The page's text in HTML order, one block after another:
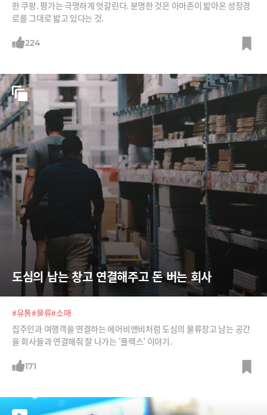
한 쿠팡. 평가는 극명하게 엇갈린다. 분명한 것은 아마존이 밟아온 성장경
로를 그대로 밟고 있다는 것.
224
도심의 남는 창고 연결해주고 돈 버는 회사
#유통#물류#소매
집주인과 여행객을 연결하는 에어비앤비처럼 도심의 물류창고 남는 공간
을 회사들과 연결해줘 잘 나가는 ‘플렉스’ 이야기.
171